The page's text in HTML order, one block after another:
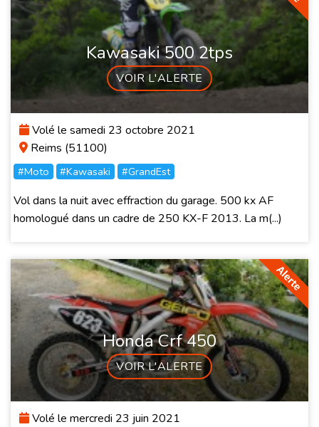
Kawasaki 500 2tps
VOIR L'ALERTE
Volé le samedi 23 octobre 2021
Reims (51100)
#Moto #Kawasaki #GrandEst
Vol dans la nuit avec effraction du garage. 500 kx AF
homologué dans un cadre de 250 KX-F 2013. La m(...)
Honda Crf 450
VOIR L'ALERTE
Volé le mercredi 23 juin 2021